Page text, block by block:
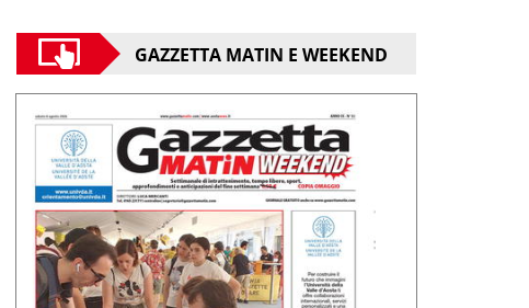
GAZZETTA MATIN E WEEKEND